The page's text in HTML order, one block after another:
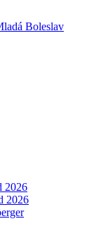
Boleslav
2026
2026